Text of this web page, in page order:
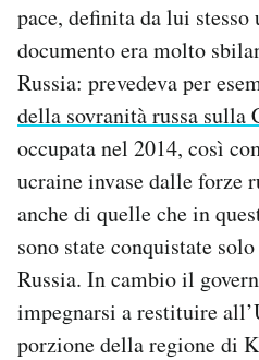
pace, definita da lui stesso
documento era molto
Russia: prevedeva per
della sovranità russa sulla
occupata nel 2014, così
ucraine invase dalle forze
anche di quelle che in
sono state conquistate
Russia. In cambio il
impegnarsi a restituire
porzione della regione di